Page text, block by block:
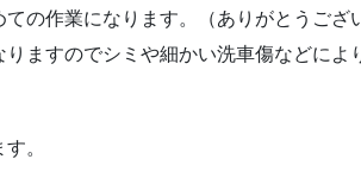
の作業になります。（ありがとうござ
ますのでシミや細かい洗車傷などによ
。